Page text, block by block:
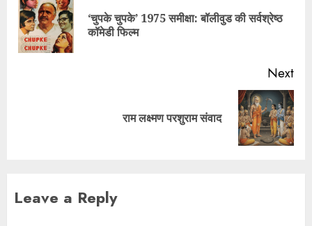
‘चुपके चुपके’ 1975 समीक्षा: बॉलीवुड की सर्वश्रेष्ठ
कॉमेडी फिल्म
Next
राम लक्ष्मण परशुराम संवाद
Leave a Reply